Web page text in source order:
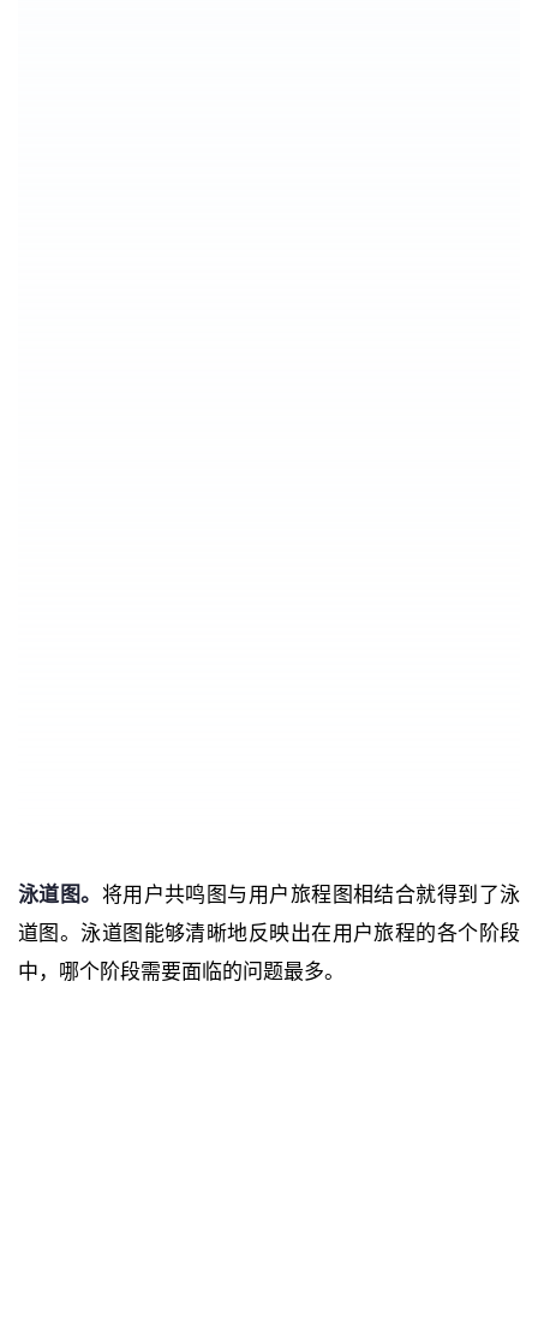
泳道图。 将用户共鸣图与用户旅程图相结合就得到了泳
道图。泳道图能够清晰地反映出在用户旅程的各个阶段
中，哪个阶段需要面临的问题最多。